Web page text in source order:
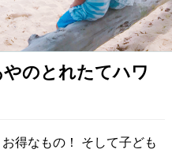
のとれたてハワ
得なもの！ そして子ども